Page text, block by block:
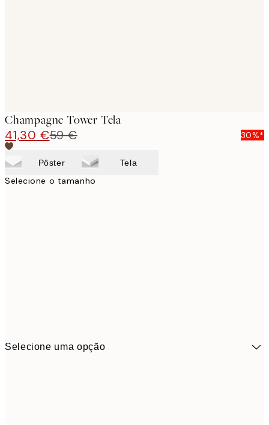
Champagne Tower Tela
41,30 €59 € 30%*
Pôster Tela
Selecione o tamanho
Selecione uma opção